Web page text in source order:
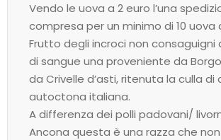
Vendo le uova a 2 euro l’una
compresa per un minimo di 10 uova
Frutto degli incroci non consaguigni
di sangue una proveniente da
da Crivelle d’asti, ritenuta la culla di
autoctona italiana.
A differenza dei polli padovani/
Ancona questa è una razza che